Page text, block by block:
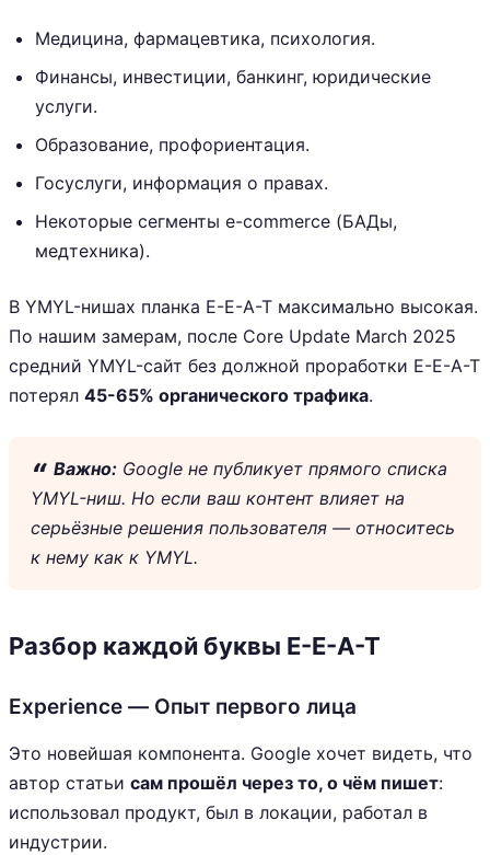
Медицина, фармацевтика, психология.
Финансы, инвестиции, банкинг, юридические
услуги.
Образование, профориентация.
Госуслуги, информация о правах.
Некоторые сегменты e-commerce (БАДы,
медтехника).
В YMYL-нишах планка E-E-A-T максимально высокая.
По нашим замерам, после Core Update March 2025
средний YMYL-сайт без должной проработки E-E-A-T
потерял 45-65% органического трафика.
Важно: Google не публикует прямого списка
YMYL-ниш. Но если ваш контент влияет на
серьёзные решения пользователя — относитесь
к нему как к YMYL.
Разбор каждой буквы E-E-A-T
Experience — Опыт первого лица
Это новейшая компонента. Google хочет видеть, что
автор статьи сам прошёл через то, о чём пишет:
использовал продукт, был в локации, работал в
индустрии.